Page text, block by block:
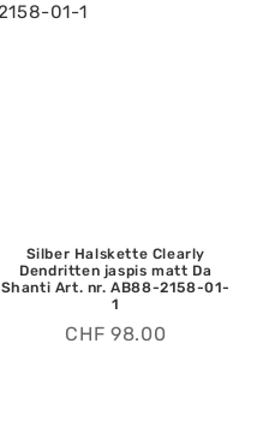
Silber Halskette Clearly
Dendritten jaspis matt Da
Shanti Art. nr. AB88-2158-01-
1
CHF 98.00